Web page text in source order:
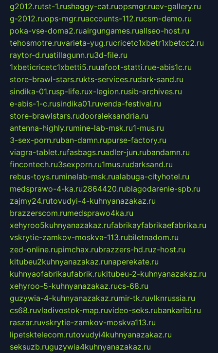
g2012.rutst-1.rushaggy-cat.ruopsmgr.ruev-gallery.ru
g-2012.ruops-mgr.ruaccounts-112.rucsm-demo.ru
poka-vse-doma2.ruairgungames.ruallseo-host.ru
tehosmotre.ruvarieta-yug.rucricetc1xbetr1xbetcc2.ru
raytor-d.ruatillagunn.ru3d-file.ru
1xbeticricetc1xbetti5.ruuafoot-statti.rue-abis1c.ru
store-brawl-stars.rukts-services.rudark-sand.ru
sindika-01.rusp-life.rux-legion.rusib-archives.ru
e-abis-1-c.rusindika01.ruvenda-festival.ru
store-brawlstars.rudooraleksandria.ru
antenna-highly.rumine-lab-msk.ru1-mus.ru
3-sex-porn.ruban-damn.rupurse-factory.ru
viagra-tablet.rufasbags.ruadler-jun.rubandamn.ru
fincontech.ru3sexporn.ru1mus.rudarksand.ru
rebus-toys.ruminelab-msk.rualabuga-cityhotel.ru
medsprawo-4-ka.ru2864420.rublagodarenie-spb.ru
zajmy24.rutovudyi-4-kuhnyanazakaz.ru
brazzerscom.rumedsprawo4ka.ru
xehyroo5kuhnyanazakaz.rufabrikayfabrikaefabrika.ru
vskrytie-zamkov-moskva-113.rubiletnadom.ru
zed-online.rupimchax.rubrazzers-hd.ruz-host.ru
kitubeu2kuhnyanazakaz.runaperekate.ru
kuhnyaofabrikaufabrik.rukitubeu-2-kuhnyanazakaz.ru
xehyroo-5-kuhnyanazakaz.rucs-68.ru
guzywia-4-kuhnyanazakaz.rumir-tk.ruvlknrussia.ru
cs68.ruvladivostok-map.ruvideo-seks.rubankaribi.ru
raszar.ruvskrytie-zamkov-moskva113.ru
lipetsktelecom.rutovudyi4kuhnyanazakaz.ru
seksuzb.ruguzywia4kuhnyanazakaz.ru